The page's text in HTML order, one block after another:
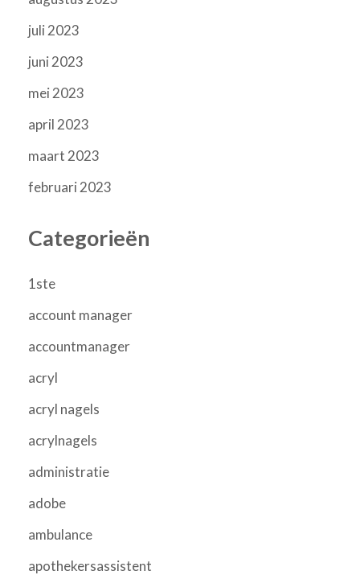
juli 2023
juni 2023
mei 2023
april 2023
maart 2023
februari 2023
Categorieën
1ste
account manager
accountmanager
acryl
acryl nagels
acrylnagels
administratie
adobe
ambulance
apothekersassistent